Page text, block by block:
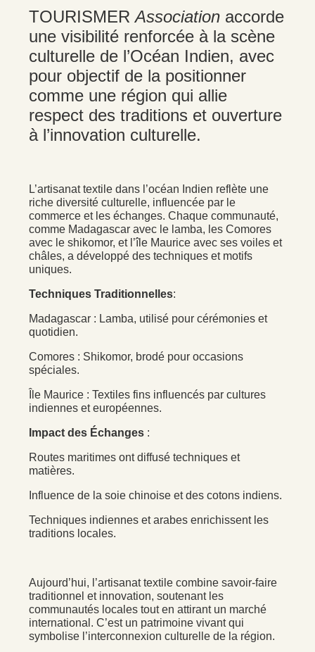
TOURISMERAssociationaccorde
une visibilité renforcée à la scène
culturelle de l’Océan Indien, avec
pour objectif de la positionner
comme une région qui allie
respect des traditions et ouverture
à l’innovation culturelle.
L’artisanat textile dans l’océan Indien reflète une
riche diversité culturelle, influencée par le
commerce et les échanges. Chaque communauté,
comme Madagascar avec le lamba, les Comores
avec le shikomor, et l’île Maurice avec ses voiles et
châles, a développé des techniques et motifs
uniques.
Techniques Traditionnelles:
Madagascar : Lamba, utilisé pour cérémonies et
quotidien.
Comores : Shikomor, brodé pour occasions
spéciales.
Île Maurice : Textiles fins influencés par cultures
indiennes et européennes.
Impact des Échanges:
Routes maritimes ont diffusé techniques et
matières.
Influence de la soie chinoise et des cotons indiens.
Techniques indiennes et arabes enrichissent les
traditions locales.
Aujourd’hui, l’artisanat textile combine savoir-faire
traditionnel et innovation, soutenant les
communautés locales tout en attirant un marché
international. C’est un patrimoine vivant qui
symbolise l’interconnexion culturelle de la région.